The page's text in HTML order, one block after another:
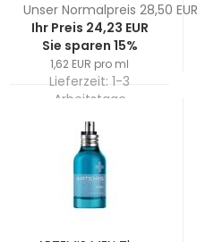
Unser Normalpreis 28,50 EUR
Ihr Preis 24,23 EUR
Sie sparen 15%
1,62 EUR pro ml
Lieferzeit: 1-3
Arbeitstage